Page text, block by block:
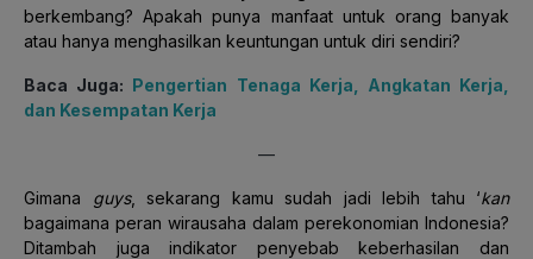
berkembang? Apakah punya manfaat untuk orang banyak
atau hanya menghasilkan keuntungan untuk diri sendiri?
Baca Juga: Pengertian Tenaga Kerja, Angkatan Kerja,
dan Kesempatan Kerja
—
Gimana guys, sekarang kamu sudah jadi lebih tahu ‘kan
bagaimana peran wirausaha dalam perekonomian Indonesia?
Ditambah juga indikator penyebab keberhasilan dan